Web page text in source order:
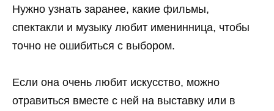
Нужно узнать заранее, какие фильмы,
спектакли и музыку любит именинница, чтобы
точно не ошибиться с выбором.
Если она очень любит искусство, можно
отравиться вместе с ней на выставку или в